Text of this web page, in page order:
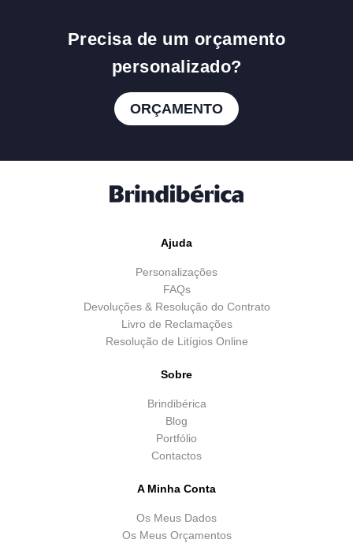
Precisa de um orçamento
personalizado?
ORÇAMENTO
Ajuda
Personalizações
FAQs
Devoluções & Resolução do Contrato
Livro de Reclamações
Resolução de Litígios Online
Sobre
Brindibérica
Blog
Portfólio
Contactos
A Minha Conta
Os Meus Dados
Os Meus Orçamentos